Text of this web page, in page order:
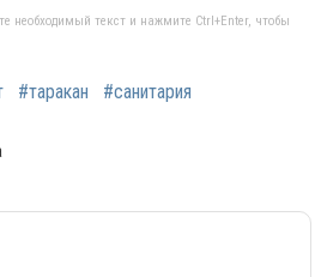
необходимый текст и нажмите Ctrl+Enter, чтобы
#таракан #санитария